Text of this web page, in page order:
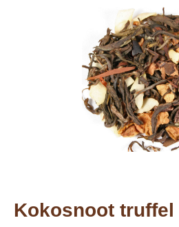
Kokosnoot truffel